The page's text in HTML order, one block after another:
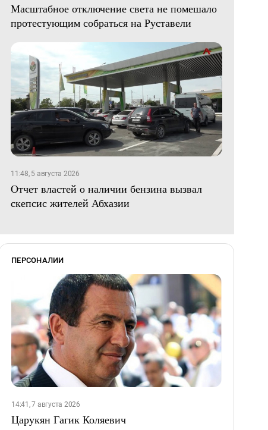
Масштабное отключение света не помешало
протестующим собраться на Руставели
11:48, 5 августа 2026
Отчет властей о наличии бензина вызвал
скепсис жителей Абхазии
ПЕРСОНАЛИИ
14:41, 7 августа 2026
Царукян Гагик Коляевич